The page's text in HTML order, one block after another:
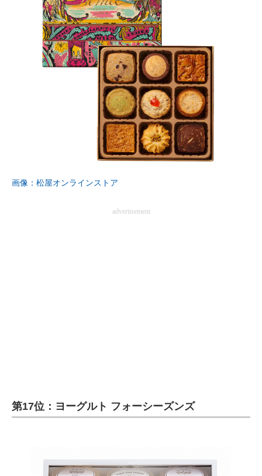
画像：松屋オンラインストア
advertisement
第17位：ヨーグルト フォーシーズンズ